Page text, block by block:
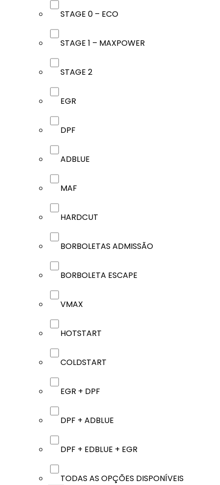
STAGE 0 – ECO
STAGE 1 – MAXPOWER
STAGE 2
EGR
DPF
ADBLUE
MAF
HARDCUT
BORBOLETAS ADMISSÃO
BORBOLETA ESCAPE
VMAX
HOTSTART
COLDSTART
EGR + DPF
DPF + ADBLUE
DPF + EDBLUE + EGR
TODAS AS OPÇÕES DISPONÍVEIS